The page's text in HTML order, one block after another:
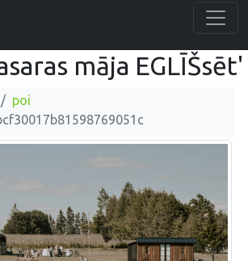
māja EGLĪŠsēt'
poi